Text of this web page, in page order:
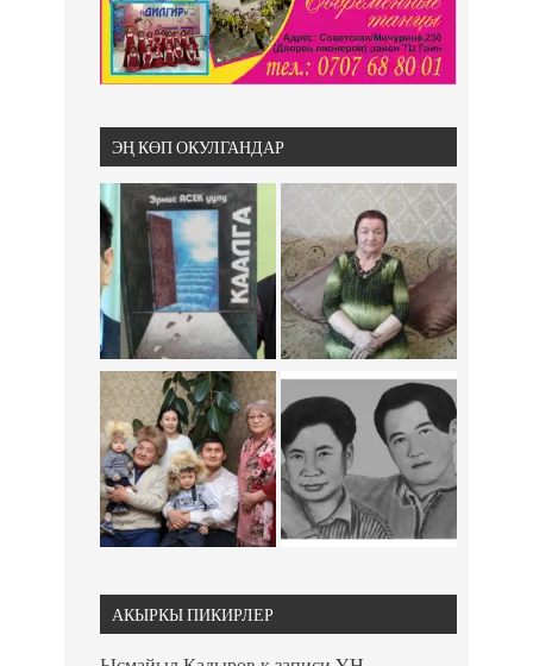
ЭҢ КӨП ОКУЛГАНДАР
АКЫРКЫ ПИКИРЛЕР